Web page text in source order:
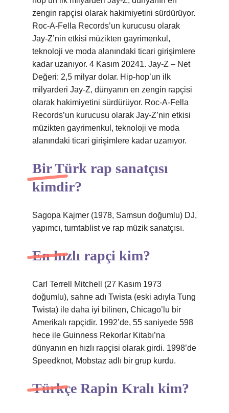
zengin rapçisi olarak hakimiyetini sürdürüyor.
Roc-A-Fella Records’un kurucusu olarak
Jay-Z’nin etkisi müzikten gayrimenkul,
teknoloji ve moda alanındaki ticari girişimlere
kadar uzanıyor. 4 Kasım 20241. Jay-Z – Net
Değeri: 2,5 milyar dolar. Hip-hop’un ilk
milyarderi Jay-Z, dünyanın en zengin rapçisi
olarak hakimiyetini sürdürüyor. Roc-A-Fella
Records’un kurucusu olarak Jay-Z’nin etkisi
müzikten gayrimenkul, teknoloji ve moda
alanındaki ticari girişimlere kadar uzanıyor.
Bir Türk rap sanatçısı
kimdir?
Sagopa Kajmer (1978, Samsun doğumlu) DJ,
yapımcı, turntablist ve rap müzik sanatçısı.
En hızlı rapçi kim?
Carl Terrell Mitchell (27 Kasım 1973
doğumlu), sahne adı Twista (eski adıyla Tung
Twista) ile daha iyi bilinen, Chicago’lu bir
Amerikalı rapçidir. 1992’de, 55 saniyede 598
hece ile Guinness Rekorlar Kitabı’na
dünyanın en hızlı rapçisi olarak girdi. 1998’de
Speedknot, Mobstaz adlı bir grup kurdu.
Türkçe Rapin Kralı kim?